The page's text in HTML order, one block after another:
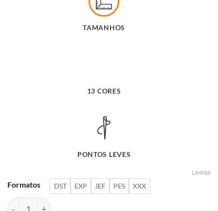
TAMANHOS
PONTOS LEVES
Formatos DST EXP JEF PES XXX
LIMPAR
Menina na Bicicleta quantidade